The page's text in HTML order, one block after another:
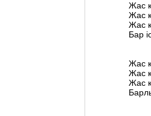
Жас
Жас
Жас
Бар
Жас
Жас
Жас